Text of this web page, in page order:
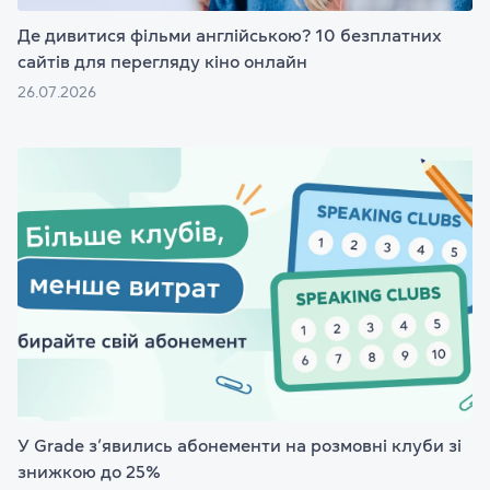
Де дивитися фільми англійською? 10 безплатних
сайтів для перегляду кіно онлайн
26.07.2026
У Grade з’явились абонементи на розмовні клуби зі
знижкою до 25%